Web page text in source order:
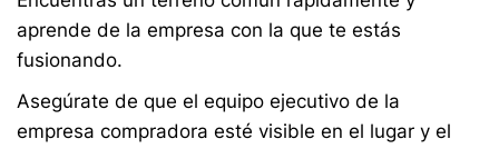
aprende de la empresa con la que te estás
fusionando.
Asegúrate de que el equipo ejecutivo de la
empresa compradora esté visible en el lugar y el